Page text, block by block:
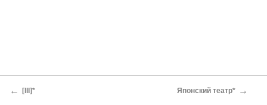
← [III]* Японский театр* →